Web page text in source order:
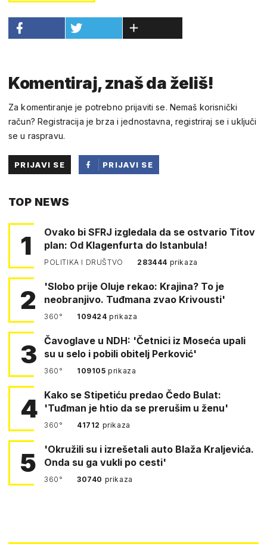
Komentiraj, znaš da želiš!
Za komentiranje je potrebno prijaviti se. Nemaš korisnički
račun? Registracija je brza i jednostavna, registriraj se i uključi
se u raspravu.
PRIJAVI SE
PRIJAVI SE
TOP NEWS
1
Ovako bi SFRJ izgledala da se ostvario Titov
plan: Od Klagenfurta do Istanbula!
POLITIKA I DRUŠTVO 283444 prikaza
2
'Slobo prije Oluje rekao: Krajina? To je
neobranjivo. Tuđmana zvao Krivousti'
360° 109424prikaza
3
Čavoglave u NDH: 'Četnici iz Moseća upali
su u selo i pobili obitelj Perković'
360° 109105prikaza
4 Kako se Stipetiću predao Čedo Bulat:
'Tuđman je htio da se prerušim u ženu'
360° 41712 prikaza
5
'Okružili su i izrešetali auto Blaža Kraljevića.
Onda su ga vukli po cesti'
360° 30740 prikaza